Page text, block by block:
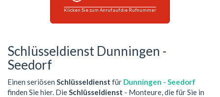
Klicken Sie zum Anruf auf die Rufnummer
Schlüsseldienst Dunningen -
Seedorf
Einen seriösen Schlüsseldienst für Dunningen - Seedorf
finden Sie hier. DieSchlüsseldienst - Monteure, die für Sie in